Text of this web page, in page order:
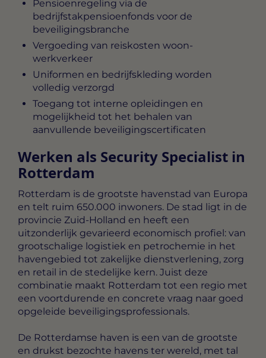
Pensioenregeling via de
bedrijfstakpensioenfonds voor de
beveiligingsbranche
Vergoeding van reiskosten woon-
werkverkeer
Uniformen en bedrijfskleding worden
volledig verzorgd
Toegang tot interne opleidingen en
mogelijkheid tot het behalen van
aanvullende beveiligingscertificaten
Werken als Security Specialist in
Rotterdam
Rotterdam is de grootste havenstad van Europa
en telt ruim 650.000 inwoners. De stad ligt in de
provincie Zuid-Holland en heeft een
uitzonderlijk gevarieerd economisch profiel: van
grootschalige logistiek en petrochemie in het
havengebied tot zakelijke dienstverlening, zorg
en retail in de stedelijke kern. Juist deze
combinatie maakt Rotterdam tot een regio met
een voortdurende en concrete vraag naar goed
opgeleide beveiligingsprofessionals.
De Rotterdamse haven is een van de grootste
en drukst bezochte havens ter wereld, met tal